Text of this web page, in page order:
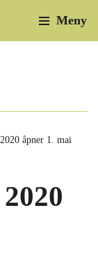
Meny
åpner 1. mai